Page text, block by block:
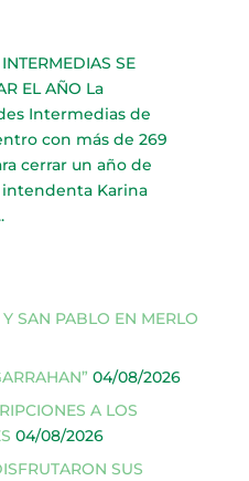
SE
EL AÑO La
Intermedias de
con más de 269
cerrar un año de
Karina
SAN PABLO EN MERLO
04/08/2026
A LOS
04/08/2026
SUS